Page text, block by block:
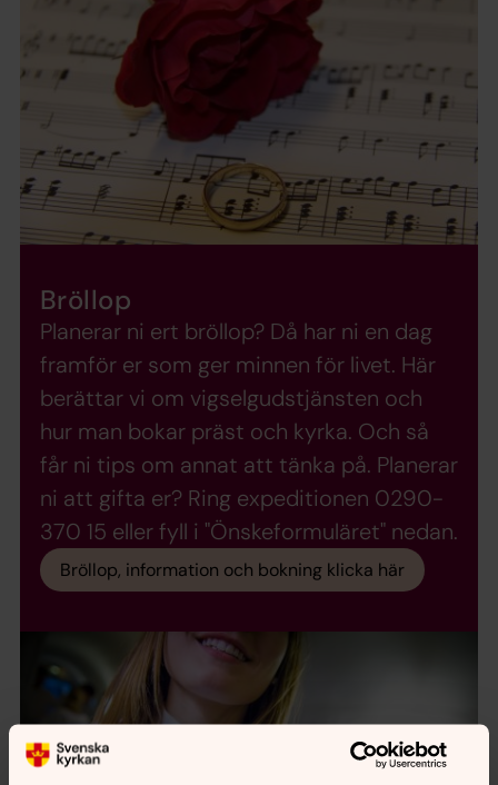
Bröllop
Planerar ni ert bröllop? Då har ni en dag
framför er som ger minnen för livet. Här
berättar vi om vigselgudstjänsten och
hur man bokar präst och kyrka. Och så
får ni tips om annat att tänka på. Planerar
ni att gifta er? Ring expeditionen 0290-
370 15 eller fyll i "Önskeformuläret" nedan.
Bröllop, information och bokning klicka här